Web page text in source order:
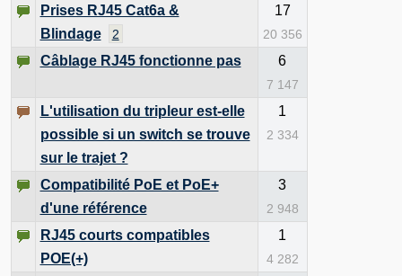
Prises RJ45 Cat6a &
Blindage
2
17
20 356
Câblage RJ45 fonctionne pas 6
7 147
L'utilisation du tripleur est-elle
possible si un switch se trouve
sur le trajet ?
1
2 334
Compatibilité PoE et PoE+
d'une référence
3
2 948
RJ45 courts compatibles
POE(+)
1
4 282